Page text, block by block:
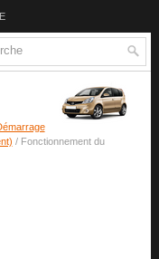
/ Fonctionnement du